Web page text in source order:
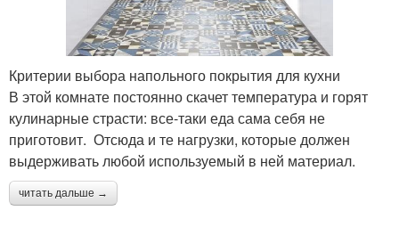
Критерии выбора напольного покрытия для кухни
В этой комнате постоянно скачет температура и горят
кулинарные страсти: все-таки еда сама себя не
приготовит. Отсюда и те нагрузки, которые должен
выдерживать любой используемый в ней материал.
читать дальше →